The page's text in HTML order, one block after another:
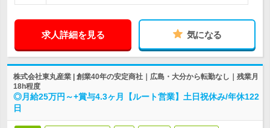
求人詳細を見る 気になる
株式会社東丸産業 | 創業40年の安定商社｜広島・大分から転勤なし｜残業月
18h程度
◎月給25万円～+賞与4.3ヶ月【ルート営業】土日祝休み/年休122
日